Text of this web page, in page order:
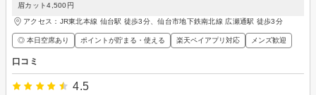
眉カット4,500円
アクセス：JR東北本線 仙台駅 徒歩3分、仙台市地下鉄南北線 広瀬通駅 徒歩3分
◎ 本日空席あり ポイントが貯まる・使える 楽天ペイアプリ対応 メンズ歓迎
口コミ
4.5